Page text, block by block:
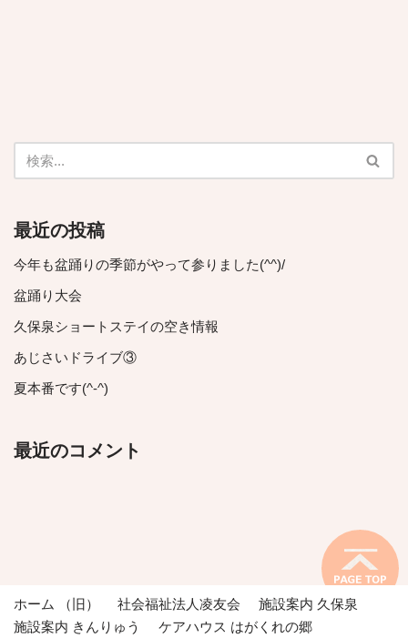
最近の投稿
今年も盆踊りの季節がやって参りました(^^)/
盆踊り大会
久保泉ショートステイの空き情報
あじさいドライブ③
夏本番です(^-^)
最近のコメント
ホーム （旧） 社会福祉法人凌友会
施設案内 久保泉
施設案内 きんりゅう
ケアハウス はがくれの郷